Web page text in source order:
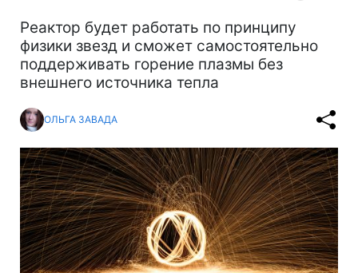
Реактор будет работать по принципу
физики звезд и сможет самостоятельно
поддерживать горение плазмы без
внешнего источника тепла
ОЛЬГА ЗАВАДА